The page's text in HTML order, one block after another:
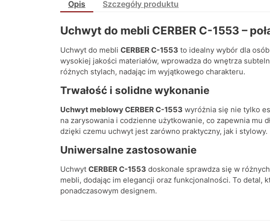
Opis Szczegóły produktu
Uchwyt do mebli CERBER C-1553 –
Uchwyt do mebli CERBER C-1553 to idealny wybór dla
wysokiej jakości materiałów, wprowadza do wnętrza
różnych stylach, nadając im wyjątkowego charakteru.
Trwałość i solidne wykonanie
Uchwyt meblowy CERBER C-1553 wyróżnia się nie tylko
na zarysowania i codzienne użytkowanie, co zapewnia mu
dzięki czemu uchwyt jest zarówno praktyczny, jak i stylowy.
Uniwersalne zastosowanie
Uchwyt CERBER C-1553 doskonale sprawdza się w
mebli, dodając im elegancji oraz funkcjonalności. To detal,
ponadczasowym designem.